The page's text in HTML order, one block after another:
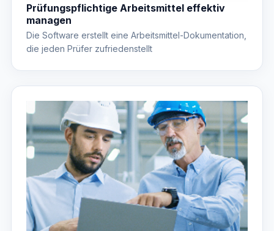
Prüfungspflichtige Arbeitsmittel effektiv
managen
Die Software erstellt eine Arbeitsmittel-Dokumentation,
die jeden Prüfer zufriedenstellt